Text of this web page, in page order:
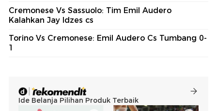
Cremonese Vs Sassuolo: Tim Emil Audero
Kalahkan Jay Idzes cs
Torino Vs Cremonese: Emil Audero Cs Tumbang 0-
1